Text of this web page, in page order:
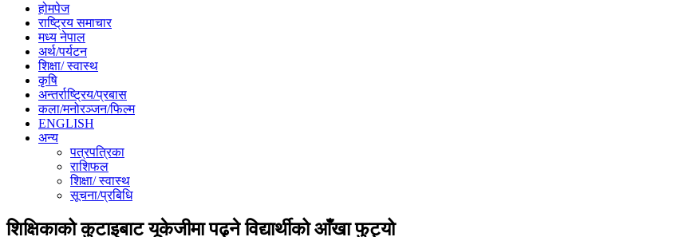
होमपेज
राष्ट्रिय समाचार
मध्य नेपाल
अर्थ/पर्यटन
शिक्षा/ स्वास्थ
कृषि
अन्तर्राष्ट्रिय/प्रबास
कला/मनोरञ्जन/फिल्म
ENGLISH
अन्य
पत्रपत्रिका
राशिफल
शिक्षा/ स्वास्थ
सूचना/प्रबिधि
शिक्षिकाको कुटाइबाट यूकेजीमा पढ्ने विद्यार्थीको आँखा फुट्यो